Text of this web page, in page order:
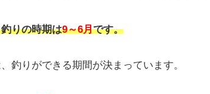
りの時期は9～6月です。
釣りができる期間が決まっています。